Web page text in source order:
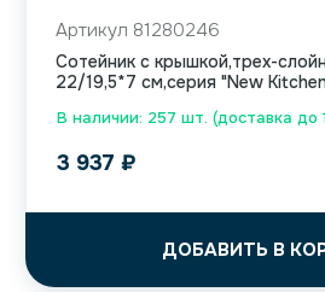
В наличии: 257 шт. (доставка до
Артикул 81280246
Сотейник с крышкой,трех-
22/19,5*7 см,серия "New
3 937 ₽
ДОБАВИТЬ В